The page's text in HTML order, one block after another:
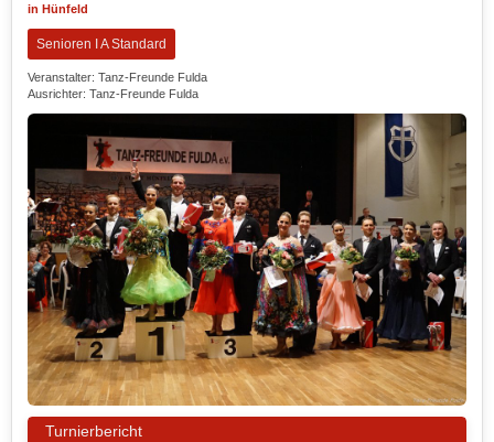
in Hünfeld
Senioren I A Standard
Veranstalter: Tanz-Freunde Fulda
Ausrichter: Tanz-Freunde Fulda
Turnierbericht